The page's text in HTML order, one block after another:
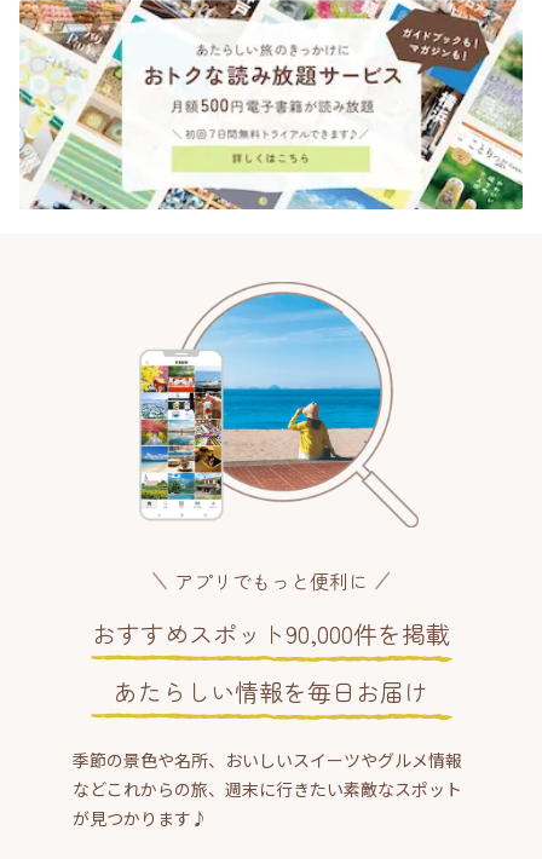
アプリでもっと便利に
おすすめスポット90,000件を掲載
あたらしい情報を毎日お届け
季節の景色や名所、おいしいスイーツやグルメ情報
などこれからの旅、週末に行きたい素敵なスポット
が見つかります♪